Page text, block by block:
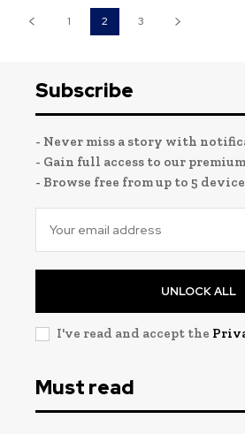
1 2 3
Subscribe
- Never miss a story with
- Gain full access to our
- Browse free from up to 5
UNLOCK ALL
I've read and accept the
Must read